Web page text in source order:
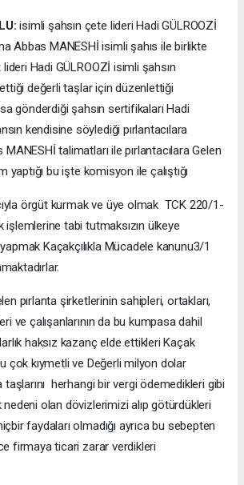
isimli şahsın çete lideri Hadi GÜLROOZİ
Abbas MANESHİ isimli şahıs ile birlikte
Hadi GÜLROOZİ isimli şahsın
değerli taşlar için düzenlettiği
gönderdiği şahsın sertifikaları Hadi
kendisine söylediği pırlantacılara
MANESHİ talimatları ile pırlantacılara Gelen
yaptığı bu işte komisyon ile çalıştığı
örgüt kurmak ve üye olmak TCK 220/1-
işlemlerine tabi tutmaksızın ülkeye
Kaçakçılıkla Mücadele kanunu3/1
pırlanta şirketlerinin sahipleri, ortakları,
ve çalışanlarının da bu kumpasa dahil
haksız kazanç elde ettikleri Kaçak
çok kıymetli ve Değerli milyon dolar
taşlarını herhangi bir vergi ödemedikleri gibi
nedeni olan dövizlerimizi alıp götürdükleri
faydaları olmadığı ayrıca bu sebepten
firmaya ticari zarar verdikleri